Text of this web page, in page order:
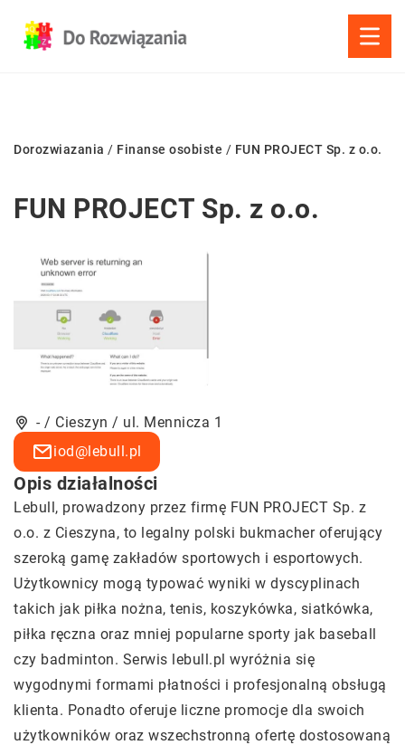
Dorozwiazania / Finanse osobiste / FUN PROJECT Sp. z o.o.
FUN PROJECT Sp. z o.o.
- / Cieszyn / ul. Mennicza 1
iod@lebull.pl
Opis działalności
Lebull, prowadzony przez firmę FUN PROJECT Sp. z
o.o. z Cieszyna, to legalny polski bukmacher oferujący
szeroką gamę zakładów sportowych i esportowych.
Użytkownicy mogą typować wyniki w dyscyplinach
takich jak piłka nożna, tenis, koszykówka, siatkówka,
piłka ręczna oraz mniej popularne sporty jak baseball
czy badminton. Serwis lebull.pl wyróżnia się
wygodnymi formami płatności i profesjonalną obsługą
klienta. Ponadto oferuje liczne promocje dla swoich
użytkowników oraz wszechstronną ofertę dostosowaną